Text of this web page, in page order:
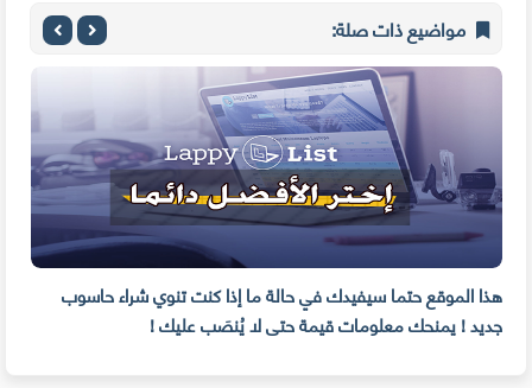
مواضيع ذات صلة:
هذا الموقع حتما سيفيدك في حالة ما إذا كنت تنوي شراء حاسوب
جديد ! يمنحك معلومات قيمة حتى لا يُنصَب عليك !